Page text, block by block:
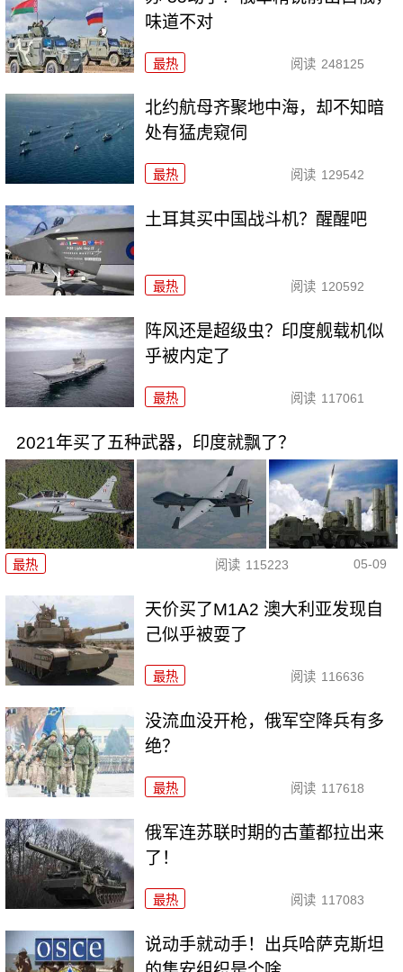
味道不对
最热 阅读 248125
北约航母齐聚地中海，却不知暗
处有猛虎窥伺
最热 阅读 129542
土耳其买中国战斗机？醒醒吧
最热 阅读 120592
阵风还是超级虫？印度舰载机似
乎被内定了
最热 阅读 117061
2021年买了五种武器，印度就飘了？
最热 阅读 115223 05-09
天价买了M1A2 澳大利亚发现自
己似乎被耍了
最热 阅读 116636
没流血没开枪，俄军空降兵有多
绝？
最热 阅读 117618
俄军连苏联时期的古董都拉出来
了！
最热 阅读 117083
说动手就动手！出兵哈萨克斯坦